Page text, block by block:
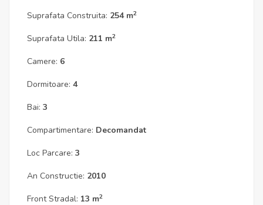
Suprafata Construita: 254 m2
Suprafata Utila: 211 m2
Camere: 6
Dormitoare: 4
Bai: 3
Compartimentare: Decomandat
Loc Parcare: 3
An Constructie: 2010
Front Stradal: 13 m2